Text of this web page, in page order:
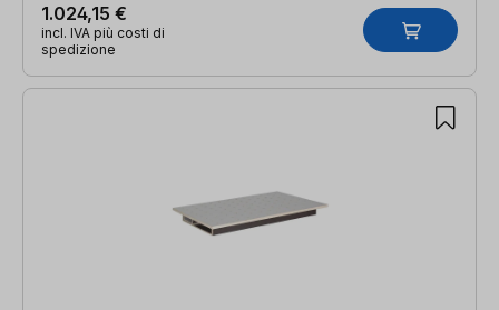
1.024,15 €
incl. IVA più costi di
spedizione